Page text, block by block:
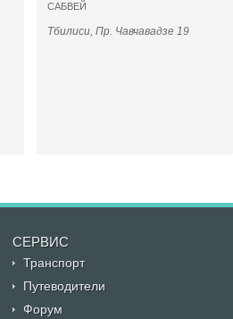
САБВЕЙ
Тбилиси, Пр. Чавчавадзе 19
CЕРВИС
Транспорт
Путеводители
Форум